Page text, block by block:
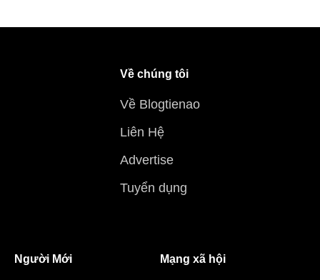
Về chúng tôi
Về Blogtienao
Liên Hệ
Advertise
Tuyển dụng
Người Mới Mạng xã hội